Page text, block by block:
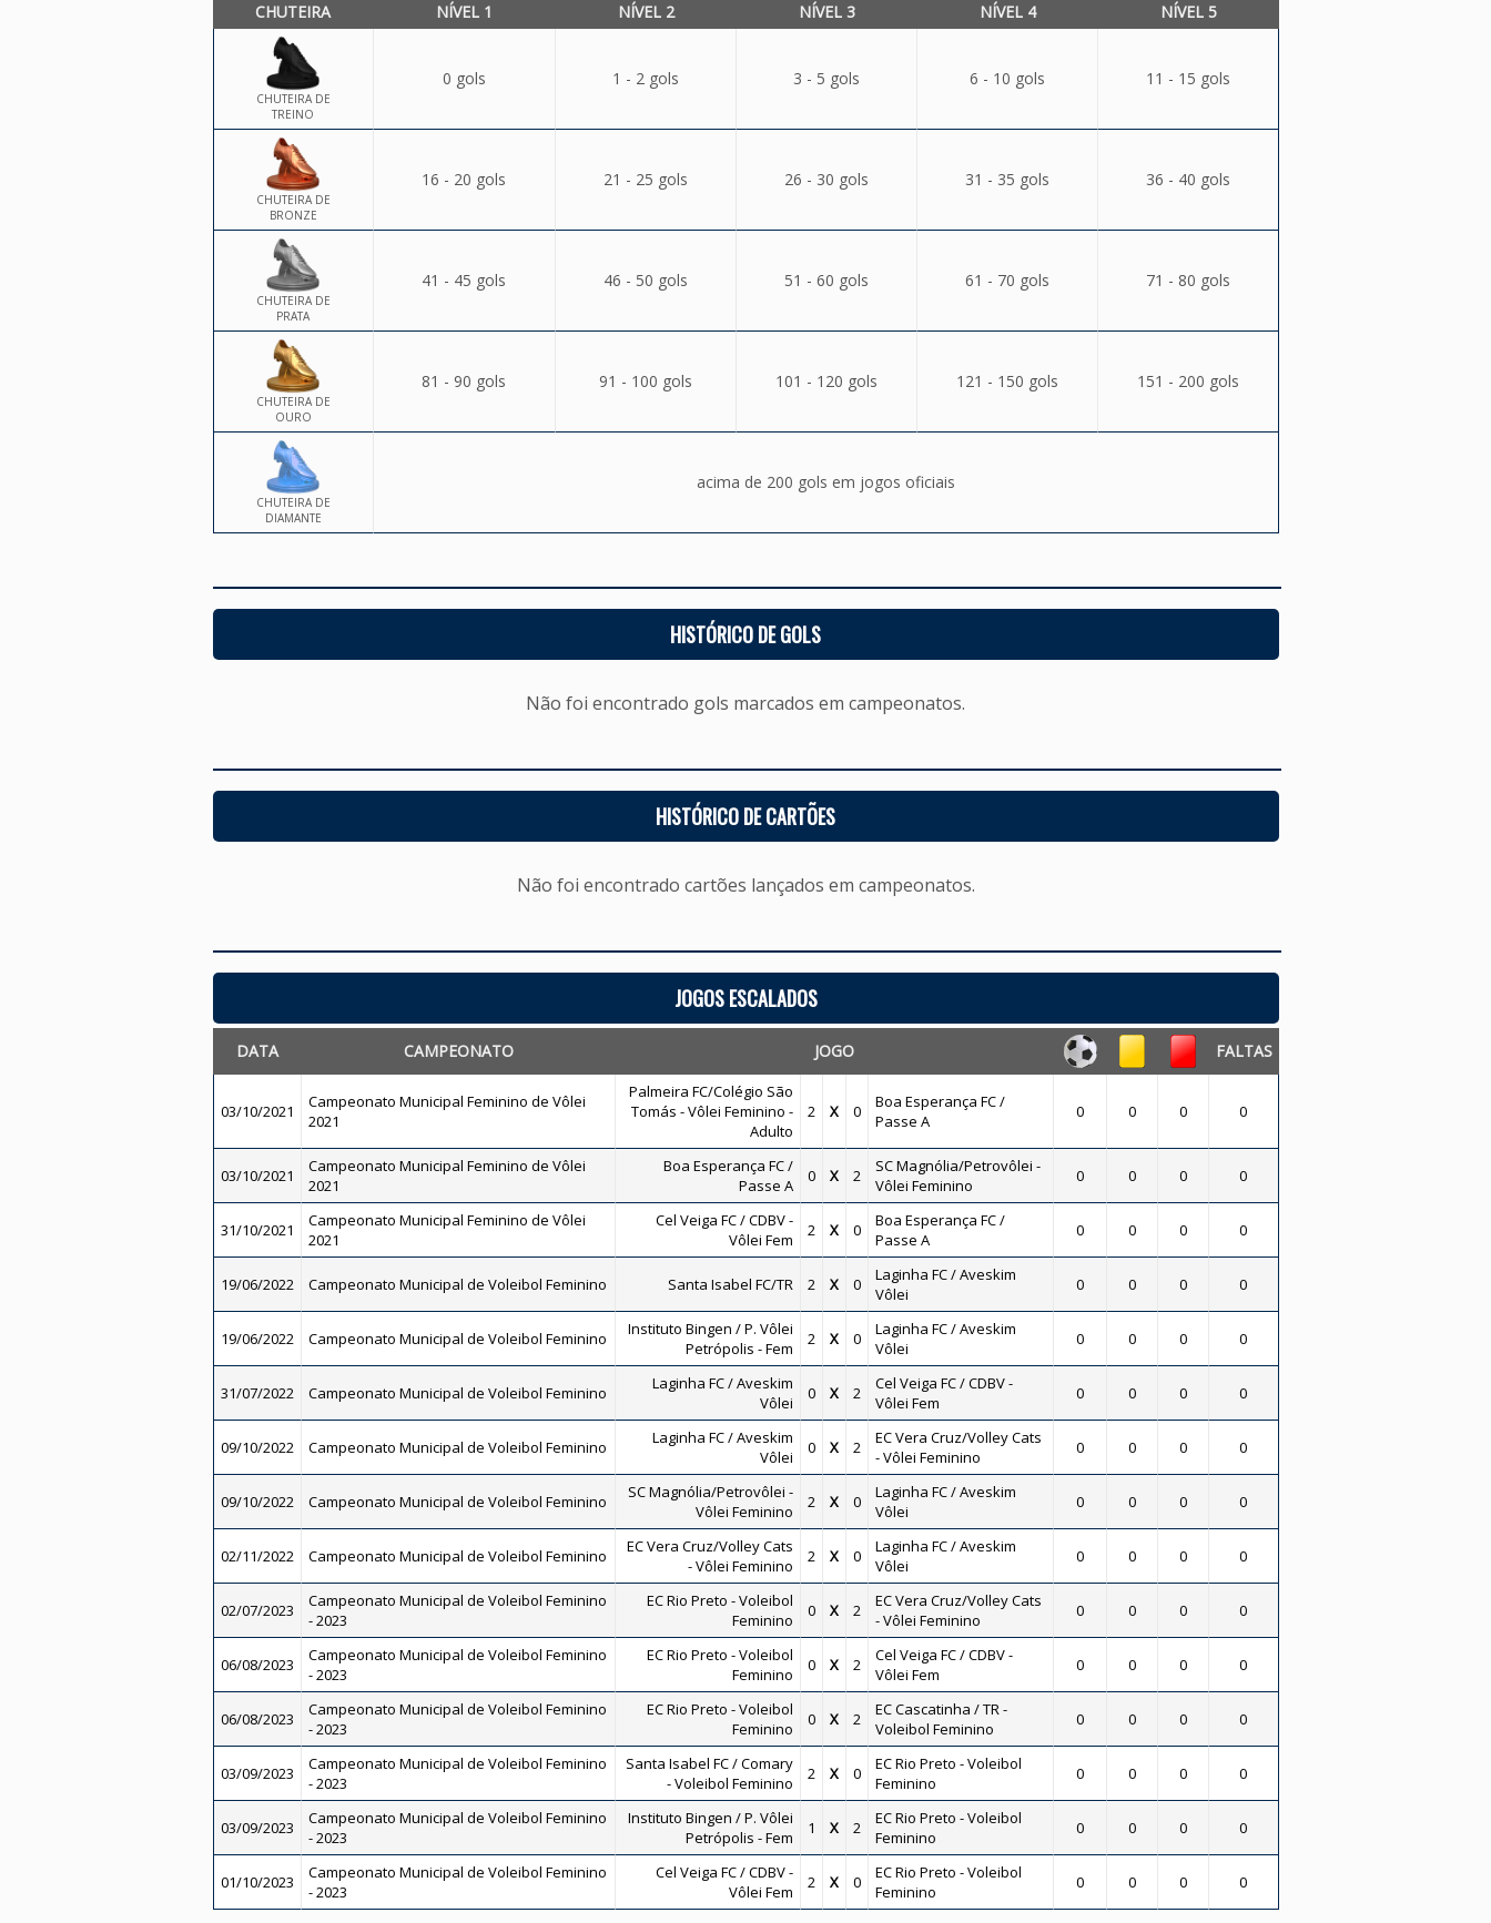
CHUTEIRA NÍVEL 1 NÍVEL 2 NÍVEL 3 NÍVEL 4 NÍVEL 5
CHUTEIRA DE
TREINO
0 gols 1 - 2 gols 3 - 5 gols 6 - 10 gols 11 - 15 gols
CHUTEIRA DE
BRONZE
16 - 20 gols 21 - 25 gols 26 - 30 gols 31 - 35 gols 36 - 40 gols
CHUTEIRA DE
PRATA
41 - 45 gols 46 - 50 gols 51 - 60 gols 61 - 70 gols 71 - 80 gols
CHUTEIRA DE
OURO
81 - 90 gols 91 - 100 gols 101 - 120 gols 121 - 150 gols 151 - 200 gols
CHUTEIRA DE
DIAMANTE
acima de 200 gols em jogos oficiais
HISTÓRICO DE GOLS
Não foi encontrado gols marcados em campeonatos.
HISTÓRICO DE CARTÕES
Não foi encontrado cartões lançados em campeonatos.
JOGOS ESCALADOS
DATA CAMPEONATO JOGO FALTAS
03/10/2021
Campeonato Municipal Feminino de Vôlei
2021
Palmeira FC/Colégio São
Tomás - Vôlei Feminino -
Adulto
2 X 0
Boa Esperança FC /
Passe A
0 0 0 0
03/10/2021
Campeonato Municipal Feminino de Vôlei
2021
Boa Esperança FC /
Passe A
0 X 2
SC Magnólia/Petrovôlei -
Vôlei Feminino
0 0 0 0
31/10/2021
Campeonato Municipal Feminino de Vôlei
2021
Cel Veiga FC / CDBV -
Vôlei Fem
2 X 0
Boa Esperança FC /
Passe A
0 0 0 0
19/06/2022 Campeonato Municipal de Voleibol Feminino Santa Isabel FC/TR 2 X 0
Laginha FC / Aveskim
Vôlei
0 0 0 0
19/06/2022 Campeonato Municipal de Voleibol Feminino
Instituto Bingen / P. Vôlei
Petrópolis - Fem
2 X 0
Laginha FC / Aveskim
Vôlei
0 0 0 0
31/07/2022 Campeonato Municipal de Voleibol Feminino
Laginha FC / Aveskim
Vôlei
0 X 2
Cel Veiga FC / CDBV -
Vôlei Fem
0 0 0 0
09/10/2022 Campeonato Municipal de Voleibol Feminino
Laginha FC / Aveskim
Vôlei
0 X 2
EC Vera Cruz/Volley Cats
- Vôlei Feminino
0 0 0 0
09/10/2022 Campeonato Municipal de Voleibol Feminino
SC Magnólia/Petrovôlei -
Vôlei Feminino
2 X 0
Laginha FC / Aveskim
Vôlei
0 0 0 0
02/11/2022 Campeonato Municipal de Voleibol Feminino
EC Vera Cruz/Volley Cats
- Vôlei Feminino
2 X 0
Laginha FC / Aveskim
Vôlei
0 0 0 0
02/07/2023
Campeonato Municipal de Voleibol Feminino
- 2023
EC Rio Preto - Voleibol
Feminino
0 X 2
EC Vera Cruz/Volley Cats
- Vôlei Feminino
0 0 0 0
06/08/2023
Campeonato Municipal de Voleibol Feminino
- 2023
EC Rio Preto - Voleibol
Feminino
0 X 2
Cel Veiga FC / CDBV -
Vôlei Fem
0 0 0 0
06/08/2023
Campeonato Municipal de Voleibol Feminino
- 2023
EC Rio Preto - Voleibol
Feminino
0 X 2
EC Cascatinha / TR -
Voleibol Feminino
0 0 0 0
03/09/2023
Campeonato Municipal de Voleibol Feminino
- 2023
Santa Isabel FC / Comary
- Voleibol Feminino
2 X 0
EC Rio Preto - Voleibol
Feminino
0 0 0 0
03/09/2023
Campeonato Municipal de Voleibol Feminino
- 2023
Instituto Bingen / P. Vôlei
Petrópolis - Fem
1 X 2
EC Rio Preto - Voleibol
Feminino
0 0 0 0
01/10/2023
Campeonato Municipal de Voleibol Feminino
- 2023
Cel Veiga FC / CDBV -
Vôlei Fem
2 X 0
EC Rio Preto - Voleibol
Feminino
0 0 0 0